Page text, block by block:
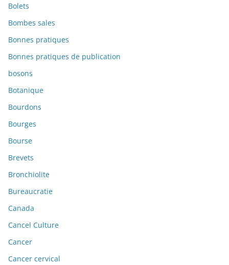
Bolets
Bombes sales
Bonnes pratiques
Bonnes pratiques de publication
bosons
Botanique
Bourdons
Bourges
Bourse
Brevets
Bronchiolite
Bureaucratie
Canada
Cancel Culture
Cancer
Cancer cervical